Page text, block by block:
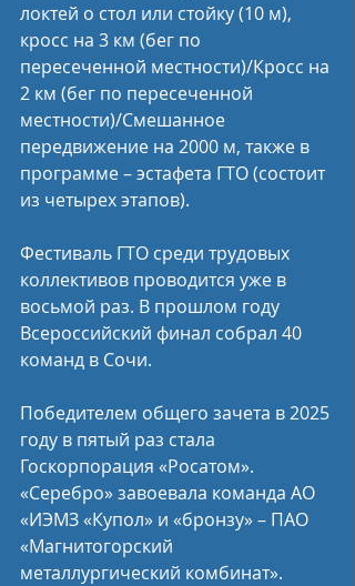
локтей о стол или стойку (10 м),
кросс на 3 км (бег по
пересеченной местности)/Кросс на
2 км (бег по пересеченной
местности)/Смешанное
передвижение на 2000 м, также в
программе – эстафета ГТО (состоит
из четырех этапов).
Фестиваль ГТО среди трудовых
коллективов проводится уже в
восьмой раз. В прошлом году
Всероссийский финал собрал 40
команд в Сочи.
Победителем общего зачета в 2025
году в пятый раз стала
Госкорпорация «Росатом».
«Серебро» завоевала команда АО
«ИЭМЗ «Купол» и «бронзу» – ПАО
«Магнитогорский
металлургический комбинат».